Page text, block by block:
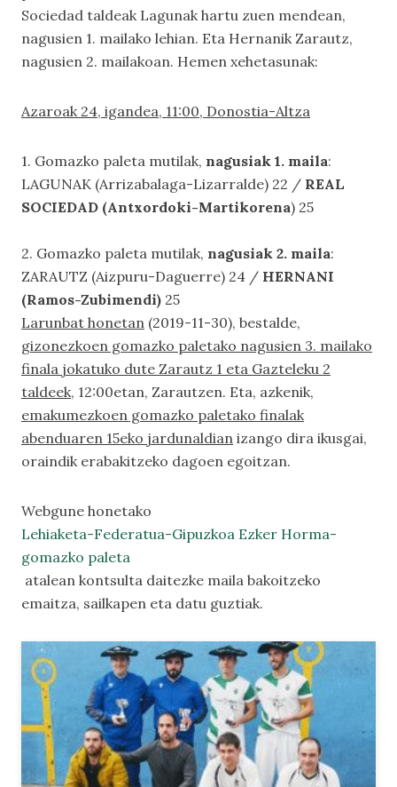
Sociedad taldeak Lagunak hartu zuen mendean,
nagusien 1. mailako lehian. Eta Hernanik Zarautz,
nagusien 2. mailakoan. Hemen xehetasunak:
Azaroak 24, igandea, 11:00, Donostia-Altza
1. Gomazko paleta mutilak, nagusiak 1. maila:
LAGUNAK (Arrizabalaga-Lizarralde) 22 / REAL
SOCIEDAD (Antxordoki-Martikorena) 25
2. Gomazko paleta mutilak, nagusiak 2. maila:
ZARAUTZ (Aizpuru-Daguerre) 24 / HERNANI
(Ramos-Zubimendi) 25
Larunbat honetan (2019-11-30), bestalde,
gizonezkoen gomazko paletako nagusien 3. mailako
finala jokatuko dute Zarautz 1 eta Gazteleku 2
taldeek, 12:00etan, Zarautzen. Eta, azkenik,
emakumezkoen gomazko paletako finalak
abenduaren 15eko jardunaldian izango dira ikusgai,
oraindik erabakitzeko dagoen egoitzan.
Webgune honetako
Lehiaketa-Federatua-Gipuzkoa Ezker Horma-
gomazko paleta
atalean kontsulta daitezke maila bakoitzeko
emaitza, sailkapen eta datu guztiak.